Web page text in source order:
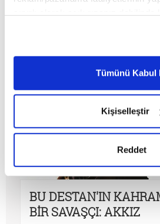
belirleyebilirsiniz. Çerezlere ilişkin
Ayarlar butonuna tıklayabilir,
Metnimizi ziyaret edebilirsiniz.
hazırlanmış olan İnternet Sitesi
okumak ve sitemizi ziyaretiniz
gerçekleştirilen veri işleme
Tümünü Kabul
Kişiselleştir
Reddet
masalları okumazdık.
BU DESTAN'IN
BİR SAVAŞÇI: AKKIZ